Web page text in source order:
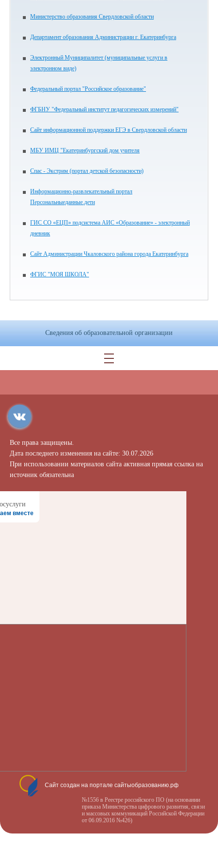
Министерство образования Свердловской области
Департамент образования Администрации г. Екатеринбурга
Электронный Муниципалитет (муниципальные услуги в
электронном виде)
Федеральный портал "Российское образование"
ФГБНУ "Федеральный институт педагогических измерений"
Сайт информационной поддержки ЕГЭ в Свердловской области
МБУ ИМЦ "Екатеринбургский дом учителя
Спас - Экстрим (портал детской безопасности)
Информационно-развлекательный портал
Персональныеданные.дети
ГИС СО «ЕЦП» подсистема АИС «Образование» - электронный
дневник
Сайт Администрации Чкаловского района города Екатеринбурга
ФГИС "МОЯ ШКОЛА"
Сведения об образовательной организации
Все права защищены.
Дата последнего изменения на сайте: 30.07.2026
При использовании материалов сайта активная прямая ссылка на
источник обязательна
вместе
Сайт создан на портале сайтыобразованию.рф
№1556 в Реестре российского ПО (на основании
приказа Министерства цифрового развития, связи
и массовых коммуникаций Российской Федерации
от 06.09.2016 №426)